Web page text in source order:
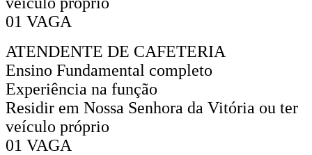
01 VAGA
ATENDENTE DE CAFETERIA
Ensino Fundamental completo
Experiência na função
Residir em Nossa Senhora da Vitória ou ter
veículo próprio
01 VAGA